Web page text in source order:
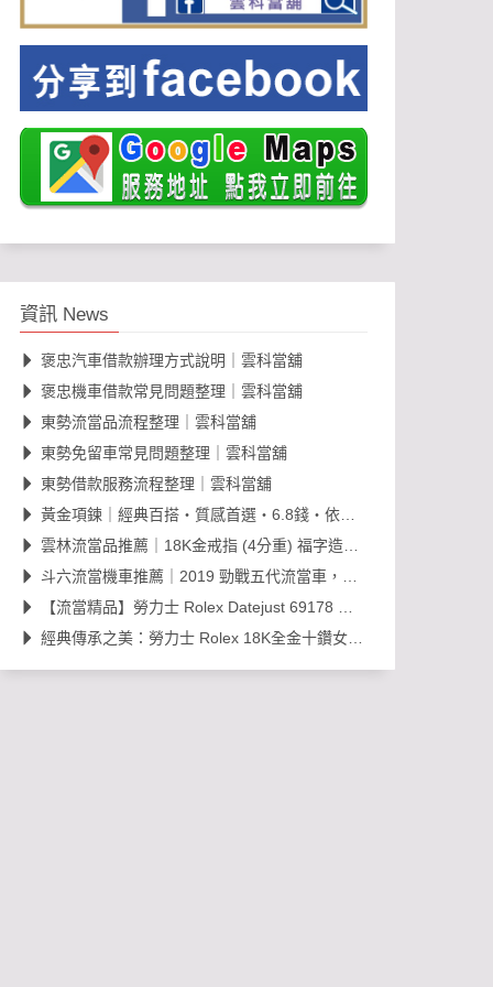
資訊 News
褒忠汽車借款辦理方式說明｜雲科當舖
褒忠機車借款常見問題整理｜雲科當舖
東勢流當品流程整理｜雲科當舖
東勢免留車常見問題整理｜雲科當舖
東勢借款服務流程整理｜雲科當舖
黃金項鍊｜經典百搭・質感首選・6.8錢・依當日金價販售，免工錢更划算
雲林流當品推薦｜18K金戒指 (4分重) 福字造型開運金飾，日常百搭超值選！
斗六流當機車推薦｜2019 勁戰五代流當車，里程約 38,000km，可現場賞車議價
【流當精品】勞力士 Rolex Datejust 69178 經典 18K 金鑽石女錶｜原裝 203
經典傳承之美：勞力士 Rolex 18K全金十鑽女錶，搭載 Cal. 2030 機芯的黃金年代